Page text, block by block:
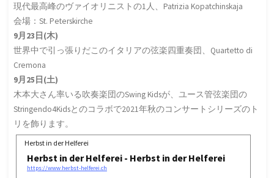
現代最高峰のヴァイオリニストの1人、Patrizia Kopatchinskaja
会場：St. Peterskirche
9月23日(木)
世界中で引っ張りだこのイタリアの弦楽四重奏団、Quartetto di
Cremona
9月25日(土)
木本大さん率いる吹奏楽団のSwing Kidsが、ユース管弦楽団の
Stringendo4Kidsとのコラボで2021年秋のコンサートシリーズのト
リを飾ります。
Herbst in der Helferei
Herbst in der Helferei - Herbst in der Helferei
https://www.herbst-helferei.ch